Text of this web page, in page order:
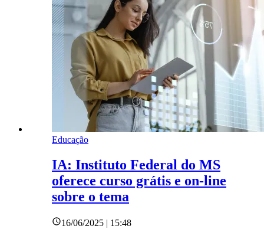
Educação
IA: Instituto Federal do MS
oferece curso grátis e on-line
sobre o tema
16/06/2025 | 15:48